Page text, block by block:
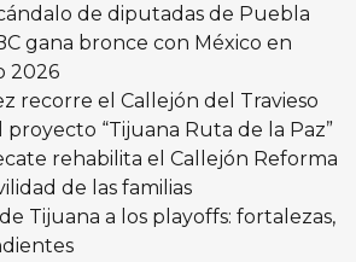
de diputadas de Puebla
gana bronce con México en
2026
recorre el Callejón del Travieso
“Tijuana Ruta de la Paz”
rehabilita el Callejón Reforma
de las familias
Tijuana a los playoffs: fortalezas,